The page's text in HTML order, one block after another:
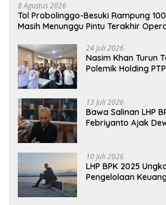
8 Agustus 2026
Tol Probolinggo-Besuki Rampung
Masih Menunggu Pintu Terakhir
24 Juli 2026
Nasim Khan Turun
Polemik Holding
13 Juli 2026
Bawa Salinan LHP
Febriyanto Ajak
10 Juli 2026
LHP BPK 2025
Pengelolaan